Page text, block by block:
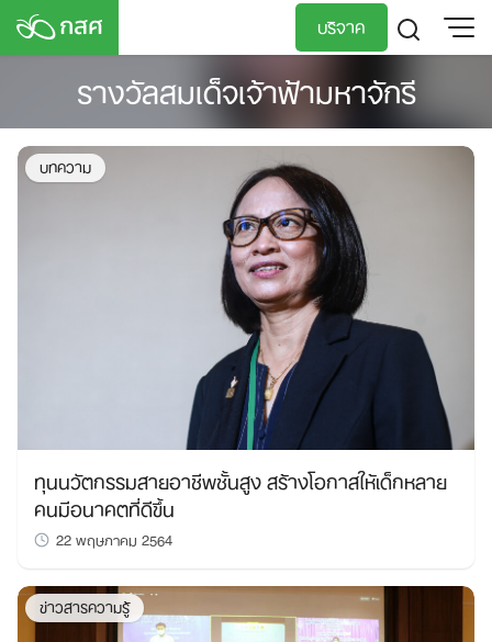
Skip
บริจาค
TH
รางวัลสมเด็จเจ้าฟ้ามหาจักรี
บทความ
ทุนนวัตกรรมสายอาชีพชั้นสูง สร้างโอกาสให้เด็กหลาย
คนมีอนาคตที่ดีขึ้น
22 พฤษภาคม 2564
ข่าวสารความรู้